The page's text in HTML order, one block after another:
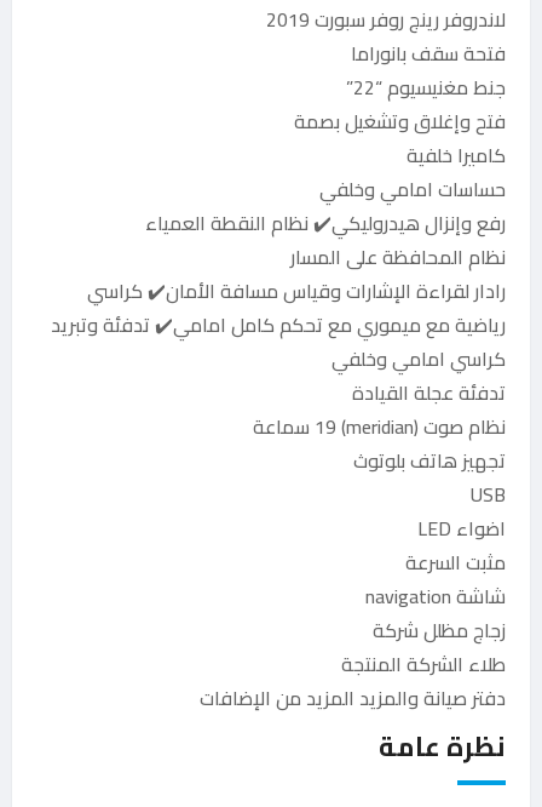
لاندروفر رينج روفر سبورت 2019
فتحة سقف بانوراما
جنط مغنيسيوم “22”
فتح وإغلاق وتشغيل بصمة
كاميرا خلفية
حساسات امامي وخلفي
رفع وإنزال هيدروليكي✔️ نظام النقطة العمياء
نظام المحافظة على المسار
رادار لقراءة الإشارات وقياس مسافة الأمان✔️ كراسي
رياضية مع ميموري مع تحكم كامل امامي✔️ تدفئة وتبريد
كراسي امامي وخلفي
تدفئة عجلة القيادة
نظام صوت (meridian) 19 سماعة
تجهيز هاتف بلوتوث
USB
اضواء LED
مثبت السرعة
شاشة navigation
زجاج مظلل شركة
طلاء الشركة المنتجة
دفتر صيانة والمزيد المزيد من الإضافات
نظرة عامة